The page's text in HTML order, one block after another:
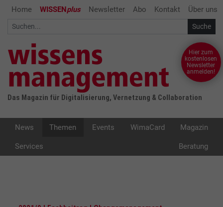
Home WISSENplus Newsletter Abo Kontakt Über uns
Das Magazin für Digitalisierung, Vernetzung & Collaboration
Hier zum
kostenlosen
Newsletter
anmelden!
News Themen Events WimaCard Magazin
Services Beratung